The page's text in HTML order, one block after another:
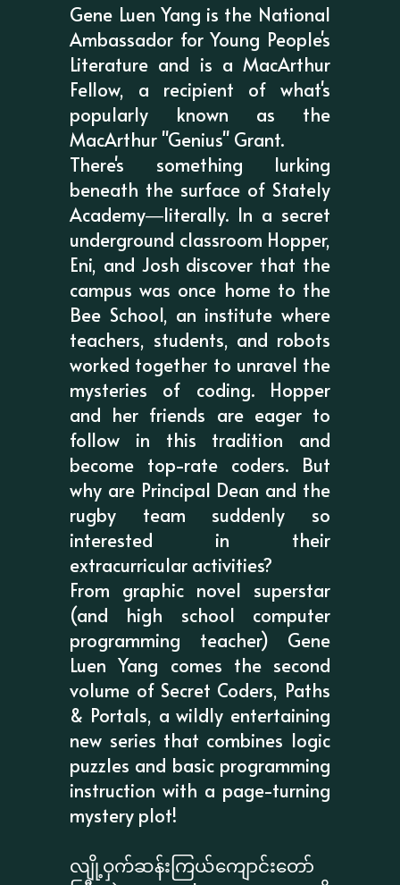
Gene Luen Yang is the National
Ambassador for Young People's
Literature and is a MacArthur
Fellow, a recipient of what's
popularly known as the
MacArthur "Genius" Grant.
There's something lurking
beneath the surface of Stately
Academy―literally. In a secret
underground classroom Hopper,
Eni, and Josh discover that the
campus was once home to the
Bee School, an institute where
teachers, students, and robots
worked together to unravel the
mysteries of coding. Hopper
and her friends are eager to
follow in this tradition and
become top-rate coders. But
why are Principal Dean and the
rugby team suddenly so
interested in their
extracurricular activities?
From graphic novel superstar
(and high school computer
programming teacher) Gene
Luen Yang comes the second
volume of Secret Coders, Paths
& Portals, a wildly entertaining
new series that combines logic
puzzles and basic programming
instruction with a page-turning
mystery plot!
လျို့ဝှက်ဆန်းကြယ်ကျောင်းတော်